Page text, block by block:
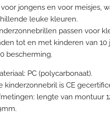
jongens en voor meisjes,
leuke kleuren.
passen voor
tot en met kinderen van 10
bescherming.
PC (polycarbonaat).
kinderzonnebril is CE
lengte van montuur